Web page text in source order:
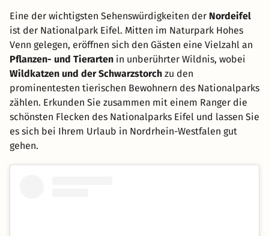
Eine der wichtigsten Sehenswürdigkeiten der Nordeifel
ist der Nationalpark Eifel. Mitten im Naturpark Hohes
Venn gelegen, eröffnen sich den Gästen eine Vielzahl an
Pflanzen- und Tierarten in unberührter Wildnis, wobei
Wildkatzen und der Schwarzstorch zu den
prominentesten tierischen Bewohnern des Nationalparks
zählen. Erkunden Sie zusammen mit einem Ranger die
schönsten Flecken des Nationalparks Eifel und lassen Sie
es sich bei Ihrem Urlaub in Nordrhein-Westfalen gut
gehen.